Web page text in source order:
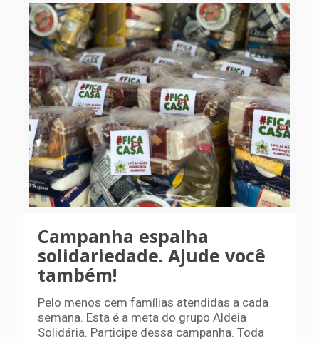
Campanha espalha
solidariedade. Ajude você
também!
Pelo menos cem famílias atendidas a cada
semana. Esta é a meta do grupo Aldeia
Solidária. Participe dessa campanha. Toda